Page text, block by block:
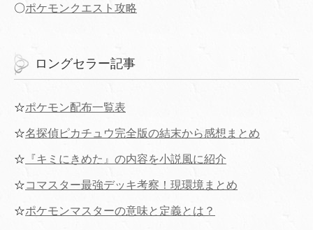
〇ポケモンクエスト攻略
ロングセラー記事
☆ポケモン配布一覧表
☆名探偵ピカチュウ完全版の結末から感想まとめ
☆ 『キミにきめた』の内容を小説風に紹介
☆コマスター最強デッキ考察！現環境まとめ
☆ポケモンマスターの意味と定義とは？